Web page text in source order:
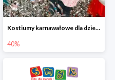
Kostiumy karnawałowe dla dzieci w Smyku do -40%
40%